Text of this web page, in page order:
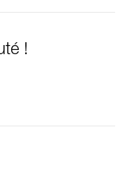
!